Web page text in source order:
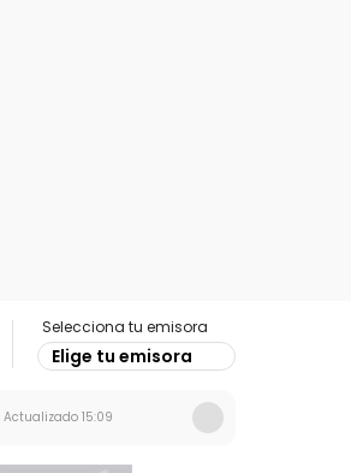
Selecciona tu emisora
Elige tu emisora
Actualizado 15:09